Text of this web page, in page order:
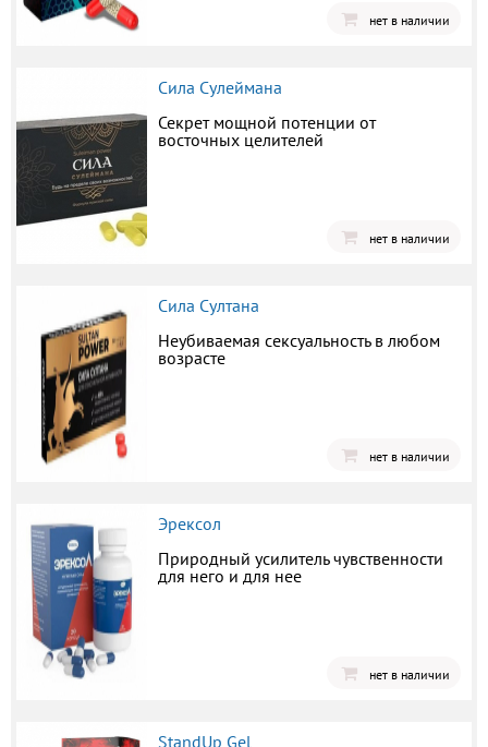
нет в наличии
Сила Сулеймана
Секрет мощной потенции от
восточных целителей
нет в наличии
Сила Султана
Неубиваемая сексуальность в любом
возрасте
нет в наличии
Эрексол
Природный усилитель чувственности
для него и для нее
нет в наличии
StandUp Gel